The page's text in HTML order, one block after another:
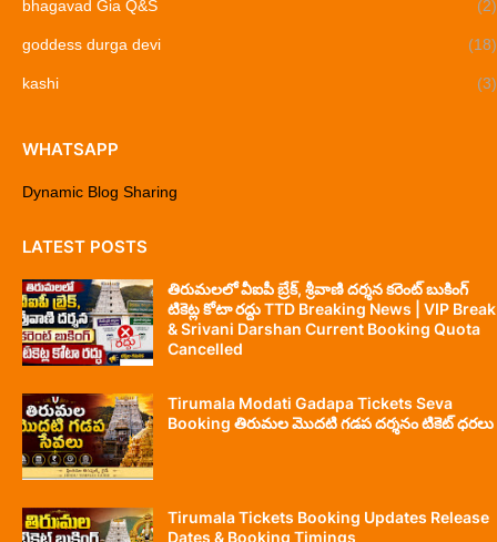
bhagavad Gia Q&S (2)
goddess durga devi (18)
kashi (3)
WHATSAPP
Dynamic Blog Sharing
LATEST POSTS
తిరుమలలో వీఐపీ బ్రేక్, శ్రీవాణి దర్శన కరెంట్ బుకింగ్
టికెట్ల కోటా రద్దు TTD Breaking News | VIP Break
& Srivani Darshan Current Booking Quota
Cancelled
Tirumala Modati Gadapa Tickets Seva
Booking తిరుమల మొదటి గడప దర్శనం టికెట్ ధరలు
Tirumala Tickets Booking Updates Release
Dates & Booking Timings